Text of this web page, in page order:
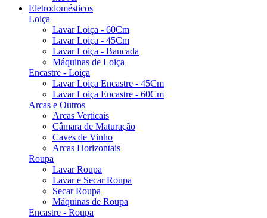
Eletrodomésticos
Loiça
Lavar Loiça - 60Cm
Lavar Loiça - 45Cm
Lavar Loiça - Bancada
Máquinas de Loiça
Encastre - Loiça
Lavar Loiça Encastre - 45Cm
Lavar Loiça Encastre - 60Cm
Arcas e Outros
Arcas Verticais
Câmara de Maturação
Caves de Vinho
Arcas Horizontais
Roupa
Lavar Roupa
Lavar e Secar Roupa
Secar Roupa
Máquinas de Roupa
Encastre - Roupa